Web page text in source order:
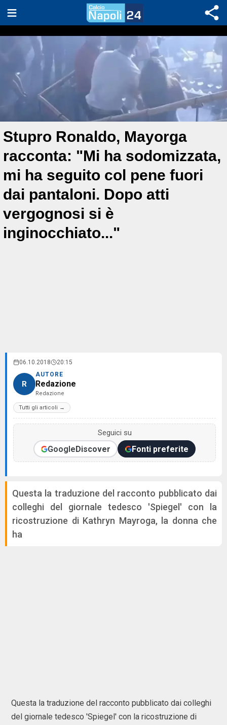
Stupro Ronaldo, Mayorga
racconta: "Mi ha sodomizzata,
mi ha seguito col pene fuori
dai pantaloni. Dopo atti
vergognosi si è
inginocchiato..."
06.10.2018 20:15
R
AUTORE
Redazione
Redazione
Tutti gli articoli →
Seguici su
GoogleDiscover Fonti preferite
Questa la traduzione del racconto pubblicato dai
colleghi del giornale tedesco 'Spiegel' con la
ricostruzione di Kathryn Mayroga, la donna che
ha
Questa la traduzione del racconto pubblicato dai colleghi
del giornale tedesco 'Spiegel' con la ricostruzione di